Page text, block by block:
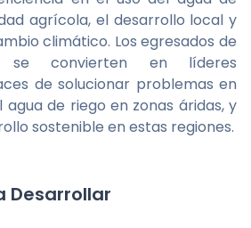
agrícola, el desarrollo local y
climático. Los egresados de
se convierten en líderes
de solucionar problemas en
agua de riego en zonas áridas, y
sostenible en estas regiones.
Desarrollar